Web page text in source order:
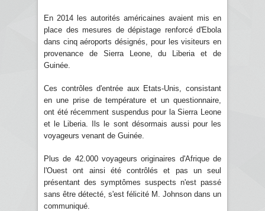
En 2014 les autorités américaines avaient mis en
place des mesures de dépistage renforcé d'Ebola
dans cinq aéroports désignés, pour les visiteurs en
provenance de Sierra Leone, du Liberia et de
Guinée.
Ces contrôles d'entrée aux Etats-Unis, consistant
en une prise de température et un questionnaire,
ont été récemment suspendus pour la Sierra Leone
et le Liberia. Ils le sont désormais aussi pour les
voyageurs venant de Guinée.
Plus de 42.000 voyageurs originaires d'Afrique de
l'Ouest ont ainsi été contrôlés et pas un seul
présentant des symptômes suspects n'est passé
sans être détecté, s'est félicité M. Johnson dans un
communiqué.